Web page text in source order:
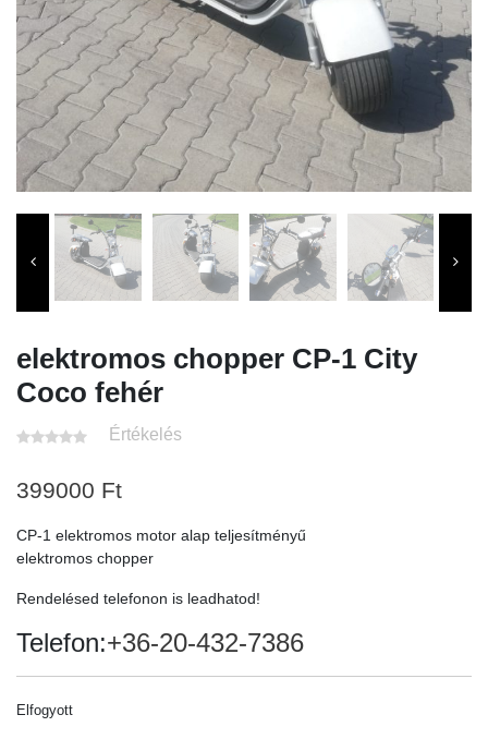
elektromos chopper CP-1 City
Coco fehér
Értékelés
399000 Ft
CP-1 elektromos motor alap teljesítményű
elektromos chopper
Rendelésed telefonon is leadhatod!
Telefon:+36-20-432-7386
Elfogyott